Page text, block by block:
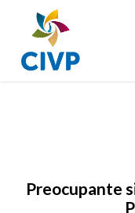
main
content
Preocupante